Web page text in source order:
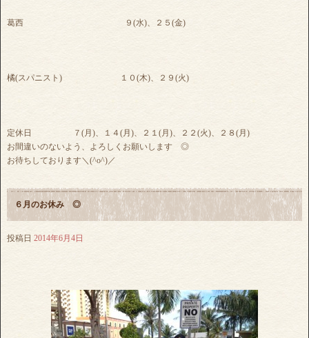
葛西 ９(水)、２５(金)
橘(スパニスト) １０(木)、２９(火)
定休日 ７(月)、１４(月)、２１(月)、２２(火)、２８(月)
お間違いのないよう、よろしくお願いします ◎
お待ちしております＼(^o^)／
６月のお休み ◎
投稿日 2014年6月4日